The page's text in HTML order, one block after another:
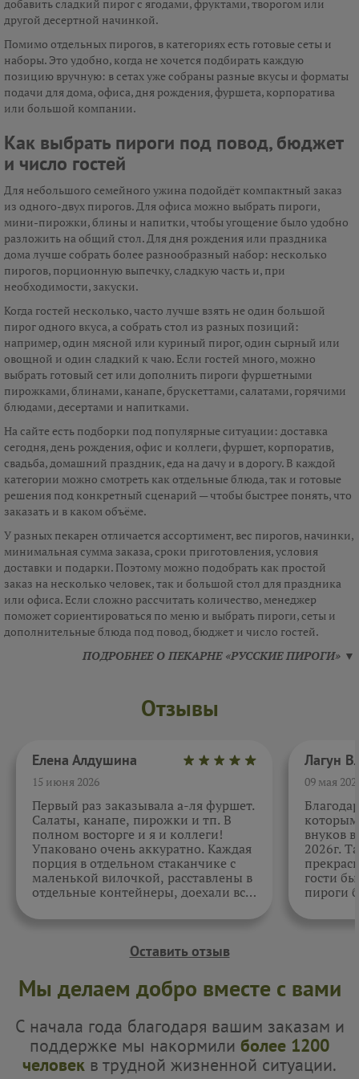
добавить сладкий пирог с ягодами, фруктами, творогом или
другой десертной начинкой.
Помимо отдельных пирогов, в категориях есть готовые сеты и
наборы. Это удобно, когда не хочется подбирать каждую
позицию вручную: в сетах уже собраны разные вкусы и форматы
подачи для дома, офиса, дня рождения, фуршета, корпоратива
или большой компании.
Как выбрать пироги под повод, бюджет
и число гостей
Для небольшого семейного ужина подойдёт компактный заказ
из одного-двух пирогов. Для офиса можно выбрать пироги,
мини-пирожки, блины и напитки, чтобы угощение было удобно
разложить на общий стол. Для дня рождения или праздника
дома лучше собрать более разнообразный набор: несколько
пирогов, порционную выпечку, сладкую часть и, при
необходимости, закуски.
Когда гостей несколько, часто лучше взять не один большой
пирог одного вкуса, а собрать стол из разных позиций:
например, один мясной или куриный пирог, один сырный или
овощной и один сладкий к чаю. Если гостей много, можно
выбрать готовый сет или дополнить пироги фуршетными
пирожками, блинами, канапе, брускеттами, салатами, горячими
блюдами, десертами и напитками.
На сайте есть подборки под популярные ситуации: доставка
сегодня, день рождения, офис и коллеги, фуршет, корпоратив,
свадьба, домашний праздник, еда на дачу и в дорогу. В каждой
категории можно смотреть как отдельные блюда, так и готовые
решения под конкретный сценарий — чтобы быстрее понять, что
заказать и в каком объёме.
У разных пекарен отличается ассортимент, вес пирогов, начинки,
минимальная сумма заказа, сроки приготовления, условия
доставки и подарки. Поэтому можно подобрать как простой
заказ на несколько человек, так и большой стол для праздника
или офиса. Если сложно рассчитать количество, менеджер
поможет сориентироваться по меню и выбрать пироги, сеты и
дополнительные блюда под повод, бюджет и число гостей.
ПОДРОБНЕЕ О ПЕКАРНЕ «РУССКИЕ ПИРОГИ» ▼
Отзывы
Елена Алдушина
15 июня 2026
Первый раз заказывала а-ля фуршет.
Салаты, канапе, пирожки и тп. В
полном восторге и я и коллеги!
Упаковано очень аккуратно. Каждая
порция в отдельном стаканчике с
маленькой вилочкой, расставлены в
отдельные контейнеры, доехали все
спасибо за внимательность к датам.
09 мая
внуков
2026г.
гости
пироги
Оставить отзыв
Мы делаем добро вместе с вами
С начала года благодаря вашим заказам и
поддержке мы накормили более 1200
человек в трудной жизненной ситуации.